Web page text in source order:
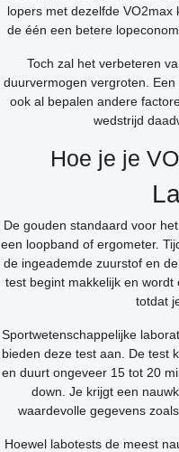
lopers met dezelfde
de één een betere
Toch zal het verbeteren
duurvermogen vergroten.
ook al bepalen andere
wedstrijd
Hoe je je
De gouden standaard voor
een loopband of ergometer.
de ingeademde zuurstof en
test begint makkelijk en wordt
totdat
Sportwetenschappelijke
bieden deze test aan. De test
en duurt ongeveer 15 tot 20
down. Je krijgt een
waardevolle gegevens
Hoewel labotests de meest